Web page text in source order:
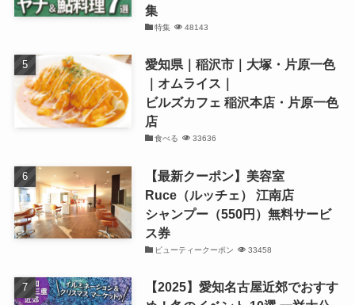
集
特集 48143
愛知県｜稲沢市｜大塚・片原一色
｜オムライス｜
ビルズカフェ 稲沢本店・片原一色
店
食べる 33636
【最新クーポン】美容室
Ruce（ルッチェ） 江南店
シャンプー（550円）無料サービ
ス券
ビューティークーポン 33458
【2025】愛知名古屋近郊でおすす